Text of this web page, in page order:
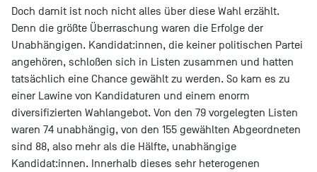
Doch damit ist noch nicht alles über diese Wahl erzählt.
Denn die größte Überraschung waren die Erfolge der
Unabhängigen. Kandidat:innen, die keiner politischen Partei
angehören, schloßen sich in Listen zusammen und hatten
tatsächlich eine Chance gewählt zu werden. So kam es zu
einer Lawine von Kandidaturen und einem enorm
diversifizierten Wahlangebot. Von den 79 vorgelegten Listen
waren 74 unabhängig, von den 155 gewählten Abgeordneten
sind 88, also mehr als die Hälfte, unabhängige
Kandidat:innen. Innerhalb dieses sehr heterogenen